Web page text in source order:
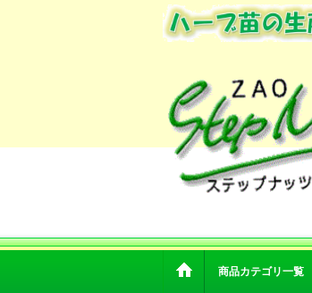
商品カテゴリ一覧